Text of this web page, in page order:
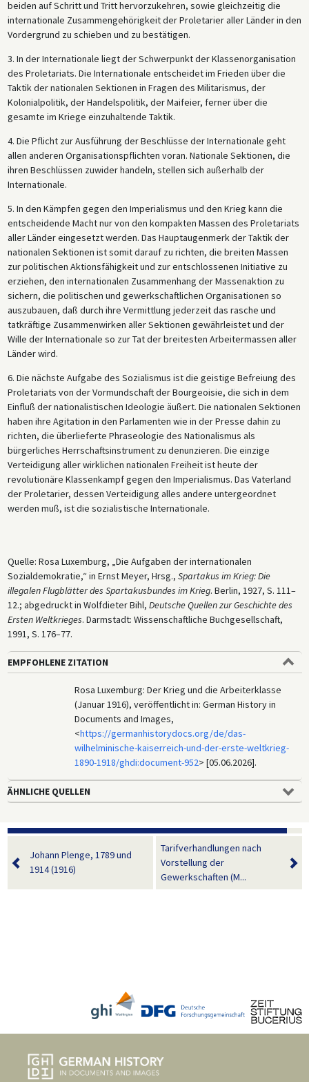
beiden auf Schritt und Tritt hervorzukehren, sowie gleichzeitig die
internationale Zusammengehörigkeit der Proletarier aller Länder in den
Vordergrund zu schieben und zu bestätigen.
3. In der Internationale liegt der Schwerpunkt der Klassenorganisation
des Proletariats. Die Internationale entscheidet im Frieden über die
Taktik der nationalen Sektionen in Fragen des Militarismus, der
Kolonialpolitik, der Handelspolitik, der Maifeier, ferner über die
gesamte im Kriege einzuhaltende Taktik.
4. Die Pflicht zur Ausführung der Beschlüsse der Internationale geht
allen anderen Organisationspflichten voran. Nationale Sektionen, die
ihren Beschlüssen zuwider handeln, stellen sich außerhalb der
Internationale.
5. In den Kämpfen gegen den Imperialismus und den Krieg kann die
entscheidende Macht nur von den kompakten Massen des Proletariats
aller Länder eingesetzt werden. Das Hauptaugenmerk der Taktik der
nationalen Sektionen ist somit darauf zu richten, die breiten Massen
zur politischen Aktionsfähigkeit und zur entschlossenen Initiative zu
erziehen, den internationalen Zusammenhang der Massenaktion zu
sichern, die politischen und gewerkschaftlichen Organisationen so
auszubauen, daß durch ihre Vermittlung jederzeit das rasche und
tatkräftige Zusammenwirken aller Sektionen gewährleistet und der
Wille der Internationale so zur Tat der breitesten Arbeitermassen aller
Länder wird.
6. Die nächste Aufgabe des Sozialismus ist die geistige Befreiung des
Proletariats von der Vormundschaft der Bourgeoisie, die sich in dem
Einfluß der nationalistischen Ideologie äußert. Die nationalen Sektionen
haben ihre Agitation in den Parlamenten wie in der Presse dahin zu
richten, die überlieferte Phraseologie des Nationalismus als
bürgerliches Herrschaftsinstrument zu denunzieren. Die einzige
Verteidigung aller wirklichen nationalen Freiheit ist heute der
revolutionäre Klassenkampf gegen den Imperialismus. Das Vaterland
der Proletarier, dessen Verteidigung alles andere untergeordnet
werden muß, ist die sozialistische Internationale.
Quelle: Rosa Luxemburg, „Die Aufgaben der internationalen
Sozialdemokratie,“ in Ernst Meyer, Hrsg., Spartakus im Krieg: Die
illegalen Flugblätter des Spartakusbundes im Krieg. Berlin, 1927, S. 111–
12.; abgedruckt in Wolfdieter Bihl, DeutscheQuellen zur Geschichte des
Ersten Weltkrieges. Darmstadt: Wissenschaftliche Buchgesellschaft,
1991, S. 176–77.
EMPFOHLENE ZITATION
Rosa Luxemburg: Der Krieg und die Arbeiterklasse
(Januar 1916), veröffentlicht in: German History in
Documents and Images,
<https://germanhistorydocs.org/de/das-
wilhelminische-kaiserreich-und-der-erste-weltkrieg-
1890-1918/ghdi:document-952> [05.06.2026].
ÄHNLICHE QUELLEN
Johann Plenge, 1789 und
1914 (1916)
Tarifverhandlungen nach
Vorstellung der
Gewerkschaften (M...